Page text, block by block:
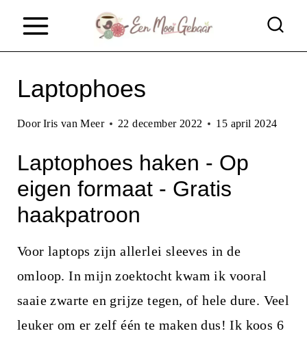
Laptophoes
Door Iris van Meer 22 december 2022 15 april 2024
Laptophoes haken - Op
eigen formaat - Gratis
haakpatroon
Voor laptops zijn allerlei sleeves in de
omloop. In mijn zoektocht kwam ik vooral
saaie zwarte en grijze tegen, of hele dure. Veel
leuker om er zelf één te maken dus! Ik koos 6